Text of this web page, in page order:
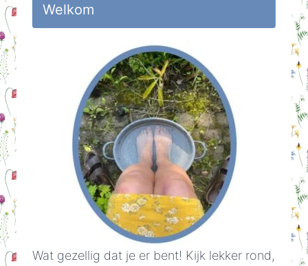
Welkom
Wat gezellig dat je er bent! Kijk lekker rond,